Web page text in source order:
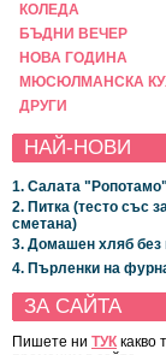
КОЛЕДА
БЪДНИ ВЕЧЕР
НОВА ГОДИНА
МЮСЮЛМАНСКА
ДРУГИ
НАЙ-НОВИ
1. Салата "Ропотамо"
2. Питка (тесто със
сметана)
3. Домашен хляб без
4. Пърленки на
ЗА САЙТА
Пишете ни ТУК какво